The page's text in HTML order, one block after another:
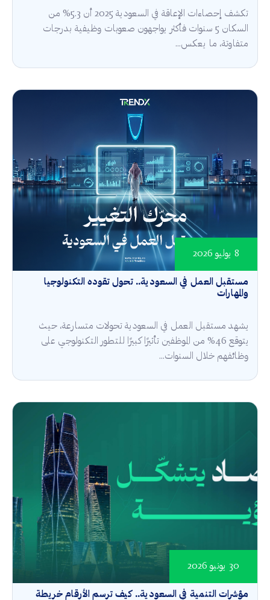
تكشف إحصاءات الإعاقة في السعودية 2025 أن 5.3% من
السكان 5 سنوات فأكثر يواجهون صعوبات وظيفية بدرجات
متفاوتة، ما يعكس...
مستقبل العمل في السعودية.. تحول تقوده التكنولوجيا
والمهارات
8 يوليو 2026
يشهد مستقبل العمل في السعودية تحولات متسارعة، حيث
يتوقع 46% من الموظفين تأثيرًا كبيرًا للتطور التكنولوجي على
وظائفهم خلال السنوات...
مؤشرات التنمية في السعودية.. كيف ترسم الأرقام خريطة
30 يونيو 2026